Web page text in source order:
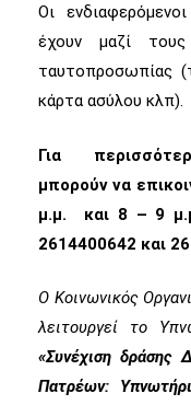
Οι
έχουν μαζί τους
ταυτοπροσωπίας
κάρτα ασύλου κλπ).
Για
μπορούν να
μ.μ. και 8 – 9
2614400642 και
Ο Κοινωνικός
λειτουργεί το
«Συνέχιση δράσης
Πατρέων: